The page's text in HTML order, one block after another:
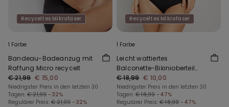
Recyceltes Mikrofaser
1 Farbe
Bandeau-Badeanzug mit
Raffung Micro recycelt
€ 21,99 € 15,00
Niedrigster Preis in den letzten 30
Tagen: € 21,99 -32%
Regulärer Preis: € 21,99 -32%
Recyceltes Mikrofaser
1 Farbe
Leicht wattiertes
Balconette-Bikinioberteil
mit Raffung aus recycelter
Mikrofaser
€ 18,99 € 10,00
Niedrigster Preis in den letzten 30
Tagen: € 18,99 -47%
Regulärer Preis: € 18,99 -47%